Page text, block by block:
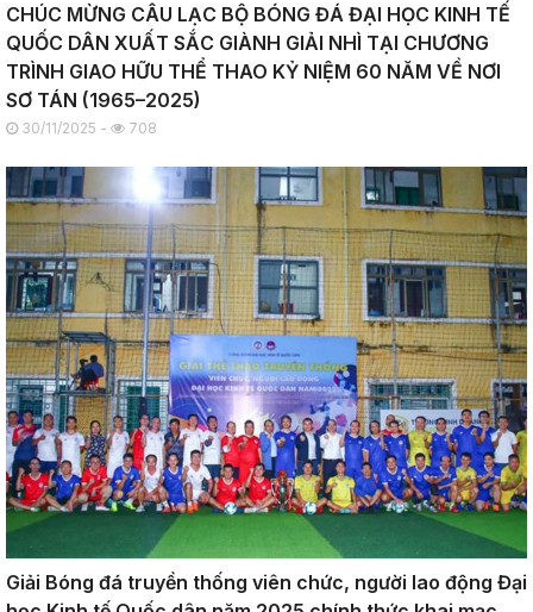
CHÚC MỪNG CÂU LẠC BỘ BÓNG ĐÁ ĐẠI HỌC KINH TẾ
QUỐC DÂN XUẤT SẮC GIÀNH GIẢI NHÌ TẠI CHƯƠNG
TRÌNH GIAO HỮU THỂ THAO KỶ NIỆM 60 NĂM VỀ NƠI
SƠ TÁN (1965–2025)
30/11/2025 - 708
Giải Bóng đá truyền thống viên chức, người lao động Đại